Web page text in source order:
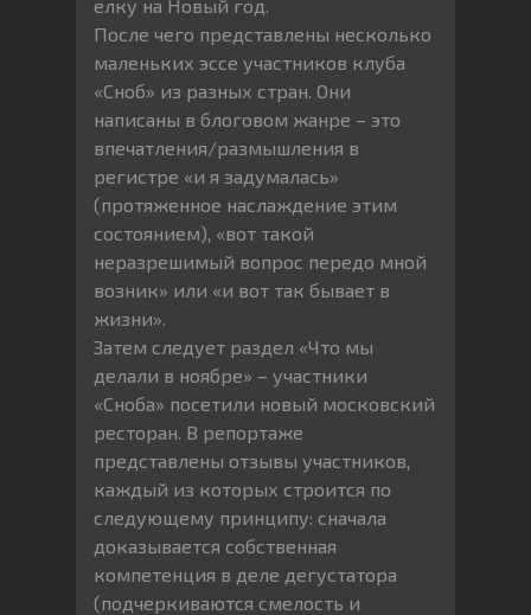
елку на Новый год.
После чего представлены несколько
маленьких эссе участников клуба
«Сноб» из разных стран. Они
написаны в блоговом жанре – это
впечатления/размышления в
регистре «и я задумалась»
(протяженное наслаждение этим
состоянием), «вот такой
неразрешимый вопрос передо мной
возник» или «и вот так бывает в
жизни».
Затем следует раздел «Что мы
делали в ноябре» – участники
«Сноба» посетили новый московский
ресторан. В репортаже
представлены отзывы участников,
каждый из которых строится по
следующему принципу: сначала
доказывается собственная
компетенция в деле дегустатора
(подчеркиваются смелость и